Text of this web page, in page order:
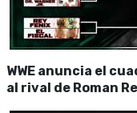
WWE anuncia el
al rival de Roman